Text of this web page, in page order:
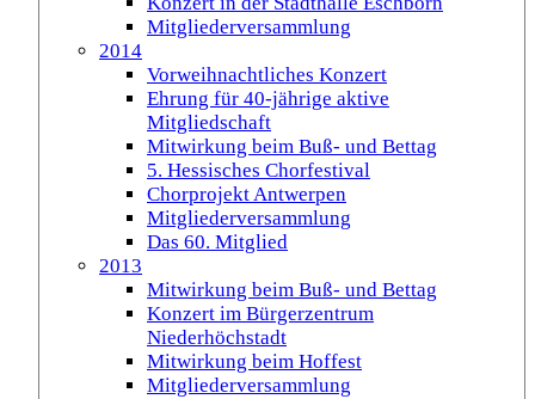
Mitgliederversammlung
2014
Vorweihnachtliches Konzert
Ehrung für 40-jährige aktive
Mitgliedschaft
Mitwirkung beim Buß- und Bettag
5. Hessisches Chorfestival
Chorprojekt Antwerpen
Mitgliederversammlung
Das 60. Mitglied
2013
Mitwirkung beim Buß- und Bettag
Konzert im Bürgerzentrum
Niederhöchstadt
Mitwirkung beim Hoffest
Mitgliederversammlung